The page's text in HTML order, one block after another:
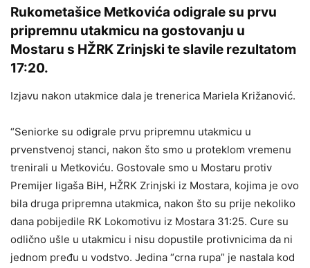
Rukometašice Metkovića odigrale su prvu
pripremnu utakmicu na gostovanju u
Mostaru s HŽRK Zrinjski te slavile rezultatom
17:20.
Izjavu nakon utakmice dala je trenerica Mariela Križanović.
“Seniorke su odigrale prvu pripremnu utakmicu u
prvenstvenoj stanci, nakon što smo u proteklom vremenu
trenirali u Metkoviću. Gostovale smo u Mostaru protiv
Premijer ligaša BiH, HŽRK Zrinjski iz Mostara, kojima je ovo
bila druga pripremna utakmica, nakon što su prije nekoliko
dana pobijedile RK Lokomotivu iz Mostara 31:25. Cure su
odlično ušle u utakmicu i nisu dopustile protivnicima da ni
jednom pređu u vodstvo. Jedina “crna rupa” je nastala kod